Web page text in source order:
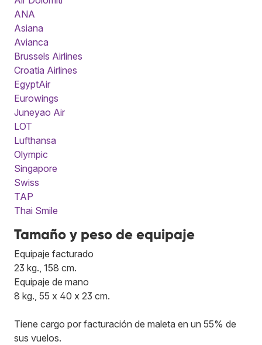
ANA
Asiana
Avianca
Brussels Airlines
Croatia Airlines
EgyptAir
Eurowings
Juneyao Air
LOT
Lufthansa
Olympic
Singapore
Swiss
TAP
Thai Smile
Tamaño y peso de equipaje
Equipaje facturado
23 kg., 158 cm.
Equipaje de mano
8 kg., 55 x 40 x 23 cm.
Tiene cargo por facturación de maleta en un 55% de
sus vuelos.